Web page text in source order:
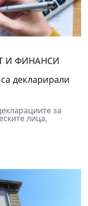
И ФИНАНСИ
декларирали
за
лица,